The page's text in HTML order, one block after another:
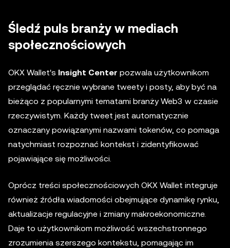
Śledź puls branży w mediach
społecznościowych
OKX Wallet's Insight Center pozwala użytkownikom
przeglądać ręcznie wybrane tweety i posty, aby być na
bieżąco z popularnymi tematami branży Web3 w czasie
rzeczywistym. Każdy tweet jest automatycznie
oznaczany powiązanymi nazwami tokenów, co pomaga
natychmiast rozpoznać kontekst i zidentyfikować
pojawiające się możliwości.
Oprócz treści społecznościowych OKX Wallet integruje
również źródła wiadomości obejmujące dynamikę rynku,
aktualizacje regulacyjne i zmiany makroekonomiczne.
Daje to użytkownikom możliwość wszechstronnego
zrozumienia szerszego kontekstu, pomagając im